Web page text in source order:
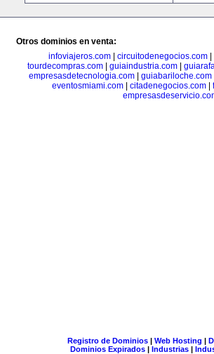
Otros dominios en venta:
infoviajeros.com| circuitodenegocios.com|
tourdecompras.com| guiaindustria.com|
empresasdetecnologia.com| guiabariloche.com
eventosmiami.com
citadenegocios.com
Registro de Dominios| Web Hosting |
Dominios Expirados | Industrias |